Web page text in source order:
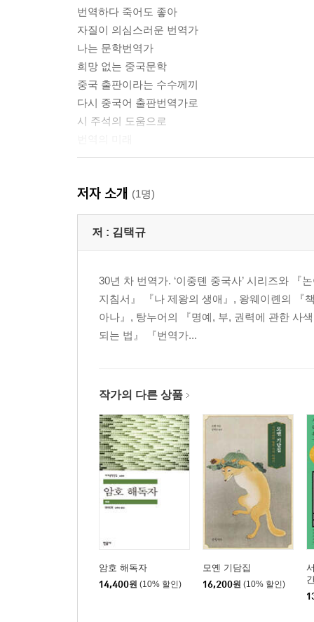
번역하다 죽어도 좋아
자질이 의심스러운 번역가
나는 문학번역가
희망 없는 중국문학
중국 출판이라는 수수께끼
다시 중국어 출판번역가로
시 주석의 도움으로
기획은 융통성 있게: 기획서 쓰기의 ABC
출판사에도 캐릭터가 있다: 『서점의 온도』와 『
사회 이슈를 노려라: 『중국제국 쇠망사』와 리인
3부 번역 이야기
중국 출판사와 친해지는 방법
2019년 베이징국제도서전 참관기
한국어 문장력 단련법
저자 소개 (1명)
저 : 김택규
30년 차 번역가. ‘이중톈 중국사’ 시리즈와
지침서』 『나 제왕의 생애』, 왕웨이롄의 『
아나』, 탕누어의 『명예, 부, 권력에 관한 사
되는 법』 『번역가...
작가의 다른 상품
암호 해독자
14,400원 (10% 할인)
모옌 기담집
16,200원 (10% 할인)